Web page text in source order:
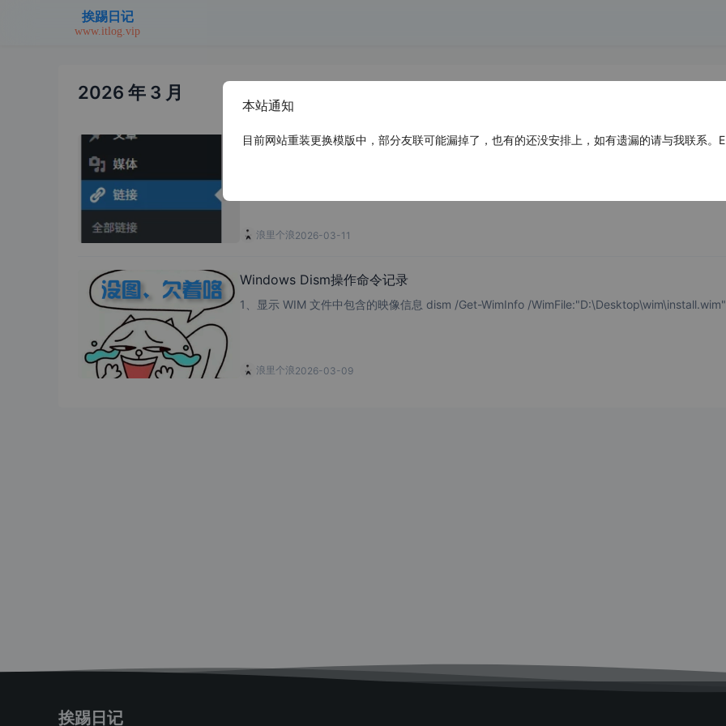
2026 年 3 月
WordPress开启后台中的链接
后台 → 外观 → 主题文件编辑器 → 编辑functions.php
浪里个浪2026-03-11
Windows Dism操作命令记录
浪里个浪2026-03-09
挨踢日记
本站通知
目前网站重装更换模版中，部分友联可能漏掉了，也有的还没安排上，如有遗漏的请与我联系